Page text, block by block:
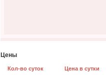
Цены
Кол-во суток Цена в сутки